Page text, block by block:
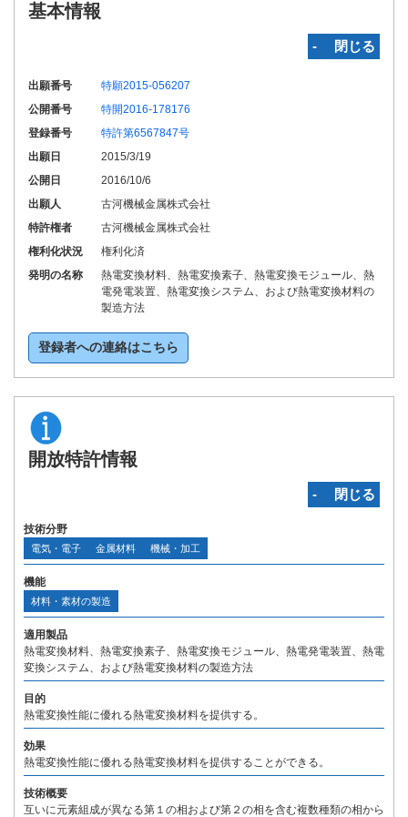
基本情報
‐ 閉じる
出願番号
特願2015-056207
公開番号
特開2016-178176
登録番号
特許第6567847号
出願日
2015/3/19
公開日
2016/10/6
出願人
古河機械金属株式会社
特許権者
古河機械金属株式会社
権利化状況
権利化済
発明の名称
熱電変換材料、熱電変換素子、熱電変換モジュール、熱
電発電装置、熱電変換システム、および熱電変換材料の
製造方法
登録者への連絡はこちら
開放特許情報
‐ 閉じる
技術分野
電気・電子 金属材料 機械・加工
機能
材料・素材の製造
適用製品
熱電変換材料、熱電変換素子、熱電変換モジュール、熱電発電装置、熱電
変換システム、および熱電変換材料の製造方法
目的
熱電変換性能に優れる熱電変換材料を提供する。
効果
熱電変換性能に優れる熱電変換材料を提供することができる。
技術概要
互いに元素組成が異なる第１の相および第２の相を含む複数種類の相から